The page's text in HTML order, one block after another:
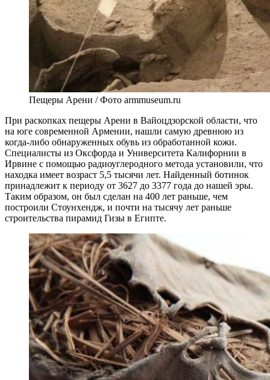
Пещеры Арени / Фото armmuseum.ru
При раскопках пещеры Арени в Вайоцдзорской области, что
на юге современной Армении, нашли самую древнюю из
когда-либо обнаруженных обувь из обработанной кожи.
Специалисты из Оксфорда и Университета Калифорнии в
Ирвине с помощью радиоуглеродного метода установили, что
находка имеет возраст 5,5 тысячи лет. Найденный ботинок
принадлежит к периоду от 3627 до 3377 года до нашей эры.
Таким образом, он был сделан на 400 лет раньше, чем
построили Стоунхендж, и почти на тысячу лет раньше
строительства пирамид Гизы в Египте.